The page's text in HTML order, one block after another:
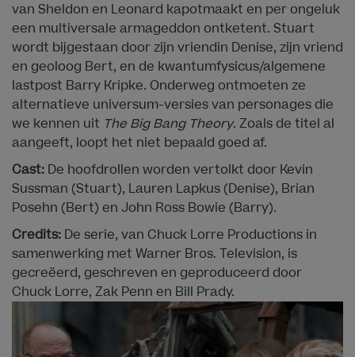
van Sheldon en Leonard kapotmaakt en per ongeluk
een multiversale armageddon ontketent. Stuart
wordt bijgestaan door zijn vriendin Denise, zijn vriend
en geoloog Bert, en de kwantumfysicus/algemene
lastpost Barry Kripke. Onderweg ontmoeten ze
alternatieve universum-versies van personages die
we kennen uit The Big Bang Theory. Zoals de titel al
aangeeft, loopt het niet bepaald goed af.
Cast: De hoofdrollen worden vertolkt door Kevin
Sussman (Stuart), Lauren Lapkus (Denise), Brian
Posehn (Bert) en John Ross Bowie (Barry).
Credits: De serie, van Chuck Lorre Productions in
samenwerking met Warner Bros. Television, is
gecreëerd, geschreven en geproduceerd door
Chuck Lorre, Zak Penn en Bill Prady.